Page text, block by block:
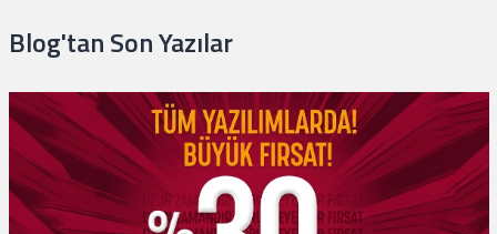
Blog'tan Son Yazılar